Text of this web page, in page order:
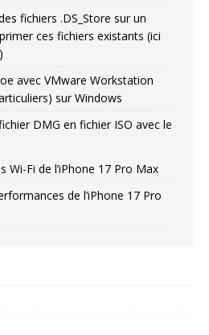
fichiers .DS_Store sur un
ces fichiers existants (ici
avec VMware Workstation
sur Windows
DMG en fichier ISO avec le
Wi-Fi de l’iPhone 17 Pro Max
de l’iPhone 17 Pro